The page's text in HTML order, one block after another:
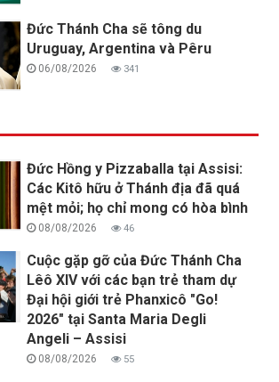
Đức Thánh Cha sẽ tông du
Uruguay, Argentina và Pêru
06/08/2026 341
Đức Hồng y Pizzaballa tại Assisi:
Các Kitô hữu ở Thánh địa đã quá
mệt mỏi; họ chỉ mong có hòa bình
08/08/2026 46
Cuộc gặp gỡ của Đức Thánh Cha
Lêô XIV với các bạn trẻ tham dự
Đại hội giới trẻ Phanxicô "Go!
2026" tại Santa Maria Degli
Angeli – Assisi
08/08/2026 55